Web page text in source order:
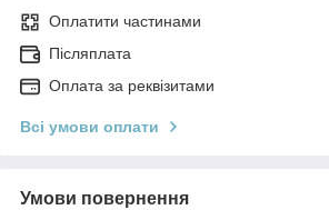
Оплатити частинами
Післяплата
Оплата за реквізитами
Всі умови оплати
Умови повернення